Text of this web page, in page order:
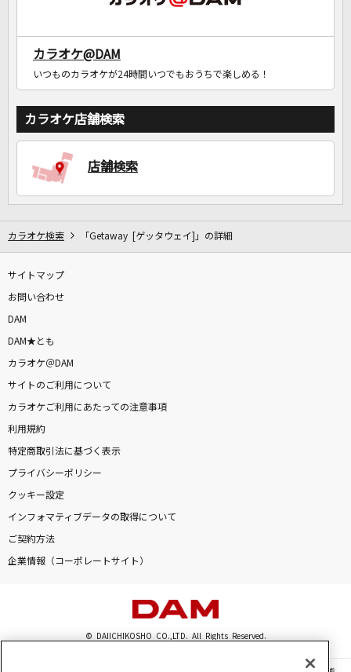
カラオケ@DAM
いつものカラオケが24時間いつでもおうちで楽しめる！
カラオケ店舗検索
店舗検索
カラオケ検索 「Getaway [ゲッタウェイ]」の詳細
サイトマップ
お問い合わせ
DAM
DAM★とも
カラオケ＠DAM
サイトのご利用について
カラオケご利用にあたっての注意事項
利用規約
特定商取引法に基づく表示
プライバシーポリシー
クッキー設定
インフォマティブデータの取得について
ご契約方法
企業情報（コーポレートサイト）
© DAIICHIKOSHO CO.,LTD. All Rights Reserved.